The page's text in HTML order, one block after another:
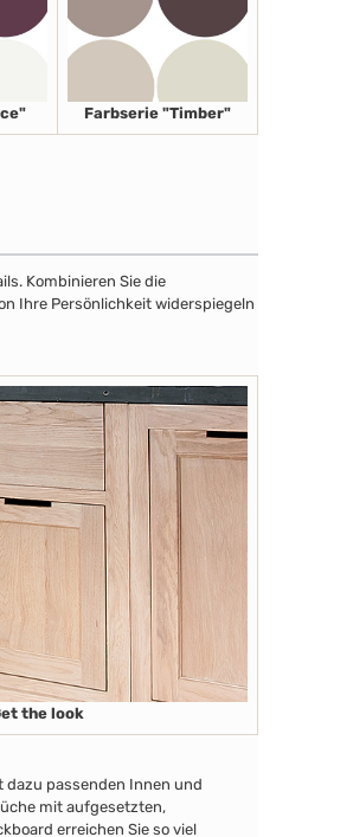
Farbserie "Timber"
Kombinieren Sie die
Ihre Persönlichkeit widerspiegeln
the look
dazu passenden Innen und
mit aufgesetzten,
erreichen Sie so viel